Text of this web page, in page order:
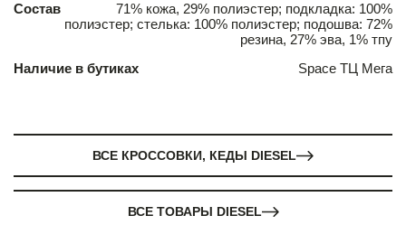
Состав
71% кожа, 29% полиэстер; подкладка: 100%
полиэстер; стелька: 100% полиэстер; подошва: 72%
резина, 27% эва, 1% тпу
Наличие в бутиках
Space ТЦ Мега
ВСЕ КРОССОВКИ, КЕДЫ DIESEL
ВСЕ ТОВАРЫ DIESEL